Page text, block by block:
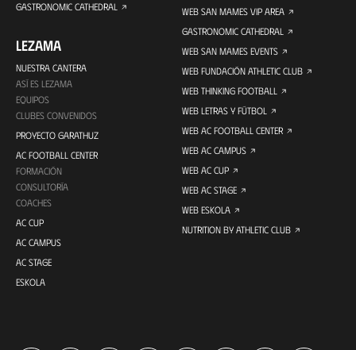
GASTRONOMIC CATHEDRAL
LEZAMA
NUESTRA CANTERA
ASÍ ES LEZAMA
EQUIPOS
CLUBES CONVENIDOS
PROYECTO GARATHUZ
AC FOOTBALL CENTER
FORMACIÓN
CONSULTORÍA
COACHES
AC CUP
AC CAMPUS
AC STAGE
ESKOLA
WEB SAN MAMES VIP AREA
GASTRONOMIC CATHEDRAL
WEB SAN MAMES EVENTS
WEB FUNDACIÓN ATHLETIC CLUB
WEB THINKING FOOTBALL
WEB LETRAS Y FÚTBOL
WEB AC FOOTBALL CENTER
WEB AC CAMPUS
WEB AC CUP
WEB AC STAGE
WEB ESKOLA
NUTRITION BY ATHLETIC CLUB